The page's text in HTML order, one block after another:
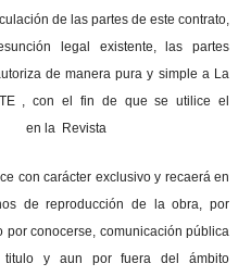
de las partes de este contrato,
legal existente, las partes
de manera pura y simple a La
, con el fin de que se utilice el
en la Revista
con carácter exclusivo y recaerá en
de reproducción de la obra, por
por conocerse, comunicación pública
y aun por fuera del ámbito